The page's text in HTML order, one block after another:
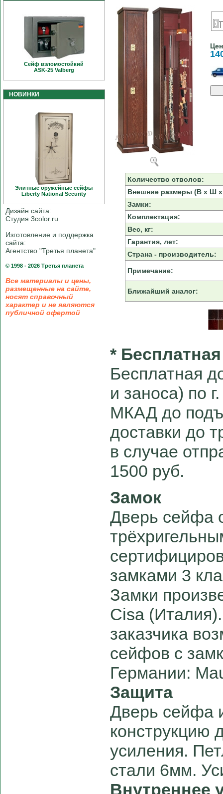
Сейф взломостойкий
ASK-25 Valberg
НОВИНКИ
Элитные оружейные сейфы
Liberty National Security
Дизайн сайта:
Студия 3color.ru
Изготовление и поддержка
сайта:
Агентство "Третья планета"
© 1998 - 2026 Третья планета
Все материалы и цены,
размещенные на сайте,
носят справочный
характер и не являются
публичной офертой
Количество стволов:
Внешние размеры (В х Ш
Замки:
Комплектация:
Вес, кг:
Гарантия, лет:
Страна - производитель:
Примечание:
Ближайший аналог:
*
Бесплатная
и заноса) по
МКАД до
доставки до
в случае
1500 руб.
Замок
Дверь сейфа
замками 3
Замки
Cisa
заказчика
сейфов с
Германии:
Защита
Дверь сейфа
конструкцию
усиления.
стали 6мм.
Внутреннее